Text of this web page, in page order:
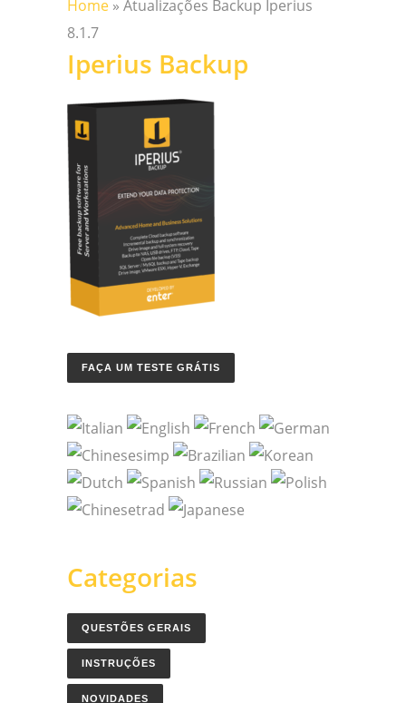
Home » Atualizações Backup Iperius
8.1.7
Iperius Backup
FAÇA UM TESTE GRÁTIS
Categorias
QUESTÕES GERAIS
INSTRUÇÕES
NOVIDADES